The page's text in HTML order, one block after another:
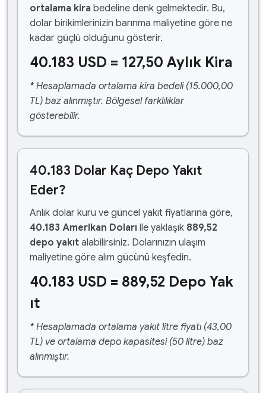
ortalama kira bedeline denk gelmektedir. Bu,
dolar birikimlerinizin barınma maliyetine göre ne
kadar güçlü olduğunu gösterir.
40.183 USD = 127,50 Aylık Kira
* Hesaplamada ortalama kira bedeli (15.000,00
TL) baz alınmıştır. Bölgesel farklılıklar
gösterebilir.
40.183 Dolar Kaç Depo Yakıt
Eder?
Anlık dolar kuru ve güncel yakıt fiyatlarına göre,
40.183 Amerikan Doları ile yaklaşık 889,52
depo yakıt alabilirsiniz. Dolarınızın ulaşım
maliyetine göre alım gücünü keşfedin.
40.183 USD = 889,52 Depo Yak
ıt
* Hesaplamada ortalama yakıt litre fiyatı (43,00
TL) ve ortalama depo kapasitesi (50 litre) baz
alınmıştır.